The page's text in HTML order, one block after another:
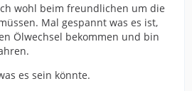
wohl beim freundlichen um die
Mal gespannt was es ist,
Ölwechsel bekommen und bin
es sein könnte.